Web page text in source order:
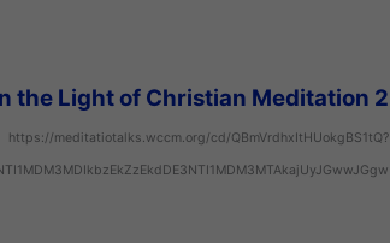
the Light of Christian Meditation 2
https://meditatiotalks.wccm.org/cd/QBmVrdhxItHUokgBS1tQ?